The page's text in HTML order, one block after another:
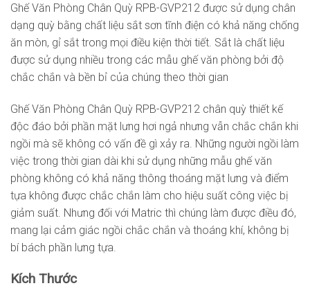
Ghế Văn Phòng Chân Quỳ RPB-GVP212 được sử dụng chân
dạng quỳ bằng chất liệu sắt sơn tĩnh điện có khả năng chống
ăn mòn, gỉ sắt trong mọi điều kiện thời tiết. Sắt là chất liệu
được sử dụng nhiều trong các mẫu ghế văn phòng bởi độ
chắc chắn và bền bỉ của chúng theo thời gian
Ghế Văn Phòng Chân Quỳ RPB-GVP212 chân quỳ thiết kế
độc đáo bởi phần mặt lưng hơi ngả nhưng vẫn chắc chắn khi
ngồi mà sẽ không có vấn đề gì xảy ra. Những người ngồi làm
việc trong thời gian dài khi sử dụng những mẫu ghế văn
phòng không có khả năng thông thoáng mặt lưng và điểm
tựa không được chắc chắn làm cho hiệu suất công việc bị
giảm suất. Nhưng đối với Matric thì chúng làm được điều đó,
mang lại cảm giác ngồi chắc chắn và thoáng khí, không bị
bí bách phần lưng tựa.
Kích Thước